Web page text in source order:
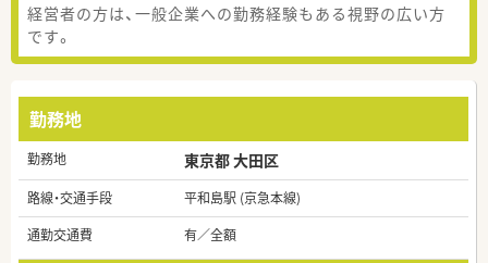
経営者の方は、一般企業への勤務経験もある視野の広い方
です。
勤務地
勤務地 東京都 大田区
路線・交通手段
平和島駅 (京急本線)
通勤交通費
有／全額